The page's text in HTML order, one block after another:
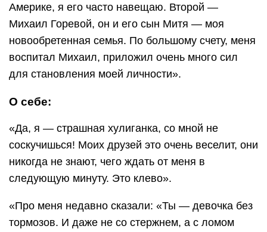
Америке, я его часто навещаю. Второй —
Михаил Горевой, он и его сын Митя — моя
новообретенная семья. По большому счету, меня
воспитал Михаил, приложил очень много сил
для становления моей личности».
О себе:
«Да, я — страшная хулиганка, со мной не
соскучишься! Моих друзей это очень веселит, они
никогда не знают, чего ждать от меня в
следующую минуту. Это клево».
«Про меня недавно сказали: «Ты — девочка без
тормозов. И даже не со стержнем, а с ломом